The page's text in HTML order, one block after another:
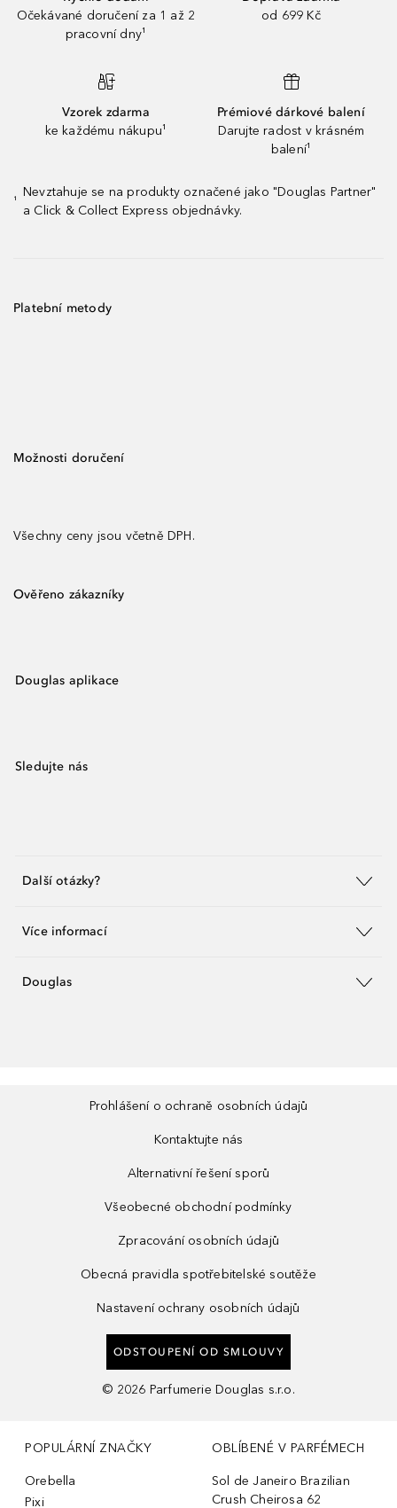
Očekávané doručení za 1 až 2
pracovní dny¹
od 699 Kč
Vzorek zdarma
ke každému nákupu¹
Prémiové dárkové balení
Darujte radost v krásném
balení¹
¹
Nevztahuje se na produkty označené jako "Douglas Partner"
a Click & Collect Express objednávky.
Platební metody
Možnosti doručení
Všechny ceny jsou včetně DPH.
Ověřeno zákazníky
Douglas aplikace
Sledujte nás
Další otázky?
Více informací
Douglas
Prohlášení o ochraně osobních údajů
Kontaktujte nás
Alternativní řešení sporů
Všeobecné obchodní podmínky
Zpracování osobních údajů
Obecná pravidla spotřebitelské soutěže
Nastavení ochrany osobních údajů
ODSTOUPENÍ OD SMLOUVY
© 2026 Parfumerie Douglas s.r.o.
POPULÁRNÍ ZNAČKY
Orebella
Pixi
OBLÍBENÉ V PARFÉMECH
Sol de Janeiro Brazilian
Crush Cheirosa 62